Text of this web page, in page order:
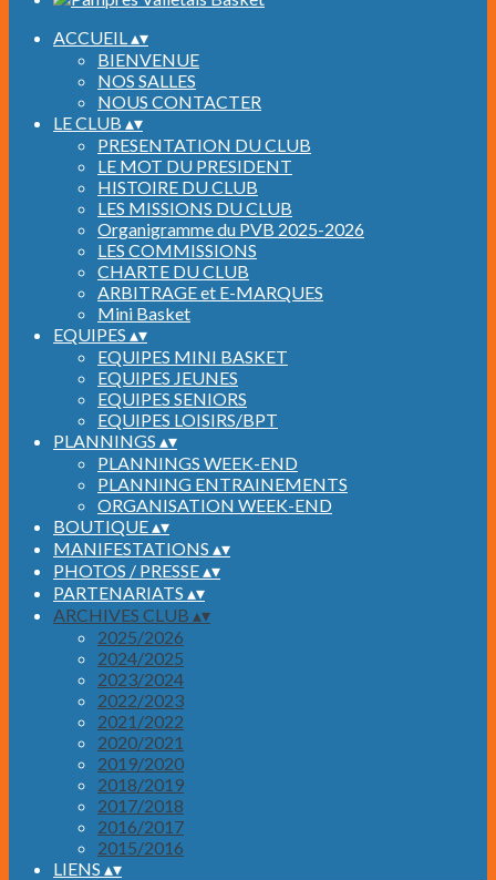
ACCUEIL▴▾
BIENVENUE
NOS SALLES
NOUS CONTACTER
LE CLUB ▴▾
PRESENTATION DU CLUB
LE MOT DU PRESIDENT
HISTOIRE DU CLUB
LES MISSIONS DU CLUB
Organigramme du PVB 2025-2026
LES COMMISSIONS
CHARTE DU CLUB
ARBITRAGE et E-MARQUES
Mini Basket
EQUIPES ▴▾
EQUIPES MINI BASKET
EQUIPES JEUNES
EQUIPES SENIORS
EQUIPES LOISIRS/BPT
PLANNINGS ▴▾
PLANNINGS WEEK-END
PLANNING ENTRAINEMENTS
ORGANISATION WEEK-END
BOUTIQUE▴▾
MANIFESTATIONS ▴▾
PHOTOS / PRESSE▴▾
PARTENARIATS ▴▾
ARCHIVES CLUB ▴▾
2025/2026
2024/2025
2023/2024
2022/2023
2021/2022
2020/2021
2019/2020
2018/2019
2017/2018
2016/2017
2015/2016
LIENS ▴▾